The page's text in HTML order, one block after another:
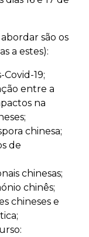
são os
a estes):
19;
entre a
na
chinesa;
de
chinesas;
chinês;
chineses e